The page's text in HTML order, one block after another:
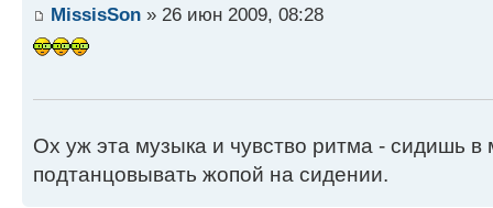
MissisSon » 26 июн 2009, 08:28
Ох уж эта музыка и чувство ритма - сидишь
подтанцовывать жопой на сидении.